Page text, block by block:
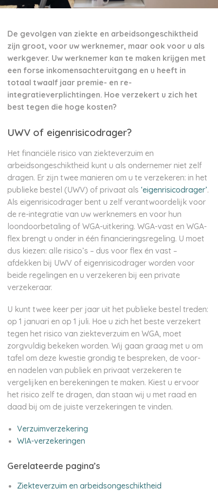
De gevolgen van ziekte en arbeidsongeschiktheid
zijn groot, voor uw werknemer, maar ook voor u als
werkgever. Uw werknemer kan te maken krijgen met
een forse inkomensachteruitgang en u heeft in
totaal twaalf jaar premie- en re-
integratieverplichtingen. Hoe verzekert u zich het
best tegen die hoge kosten?
UWV of eigenrisicodrager?
Het financiële risico van ziekteverzuim en
arbeidsongeschiktheid kunt u als ondernemer niet zelf
dragen. Er zijn twee manieren om u te verzekeren: in het
publieke bestel (UWV) of privaat als ‘eigenrisicodrager’.
Als eigenrisicodrager bent u zelf verantwoordelijk voor
de re-integratie van uw werknemers en voor hun
loondoorbetaling of WGA-uitkering. WGA-vast en WGA-
flex brengt u onder in één financieringsregeling. U moet
dus kiezen: alle risico’s – dus voor flex én vast –
afdekken bij UWV of eigenrisicodrager worden voor
beide regelingen en u verzekeren bij een private
verzekeraar.
U kunt twee keer per jaar uit het publieke bestel treden:
op 1 januari en op 1 juli. Hoe u zich het beste verzekert
tegen het risico van ziekteverzuim en WGA, moet
zorgvuldig bekeken worden. Wij gaan graag met u om
tafel om deze kwestie grondig te bespreken, de voor-
en nadelen van publiek en privaat verzekeren te
vergelijken en berekeningen te maken. Kiest u ervoor
het risico zelf te dragen, dan staan wij u met raad en
daad bij om de juiste verzekeringen te vinden.
Verzuimverzekering
WIA-verzekeringen
Gerelateerde pagina’s
Ziekteverzuim en arbeidsongeschiktheid